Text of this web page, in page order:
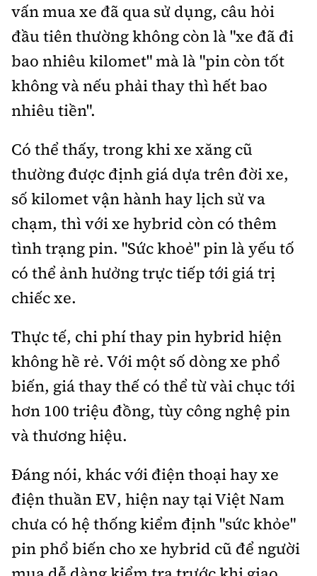
vấn mua xe đã qua sử dụng, câu hỏi
đầu tiên thường không còn là "xe đã đi
bao nhiêu kilomet" mà là "pin còn tốt
không và nếu phải thay thì hết bao
nhiêu tiền".
Có thể thấy, trong khi xe xăng cũ
thường được định giá dựa trên đời xe,
số kilomet vận hành hay lịch sử va
chạm, thì với xe hybrid còn có thêm
tình trạng pin. "Sức khoẻ" pin là yếu tố
có thể ảnh hưởng trực tiếp tới giá trị
chiếc xe.
Thực tế, chi phí thay pin hybrid hiện
không hề rẻ. Với một số dòng xe phổ
biến, giá thay thế có thể từ vài chục tới
hơn 100 triệu đồng, tùy công nghệ pin
và thương hiệu.
Đáng nói, khác với điện thoại hay xe
điện thuần EV, hiện nay tại Việt Nam
chưa có hệ thống kiểm định "sức khỏe"
pin phổ biến cho xe hybrid cũ để người